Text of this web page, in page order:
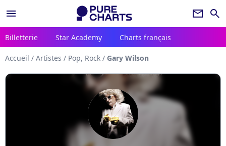
menu newsletter search
Billetterie Star Academy Charts français
Accueil / Artistes / Pop, Rock / Gary Wilson